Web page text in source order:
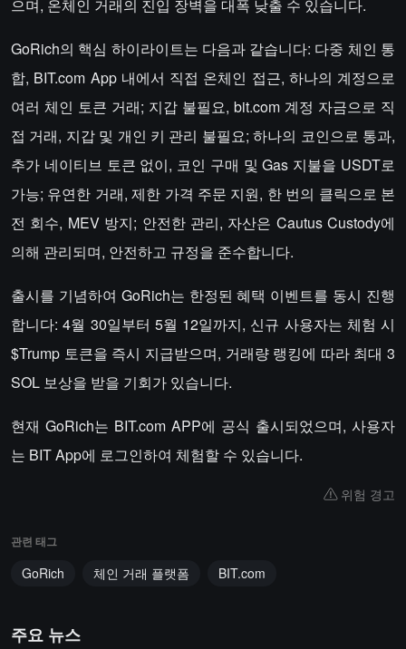
으며, 온체인 거래의 진입 장벽을 대폭 낮출 수 있습니다.
GoRich의 핵심 하이라이트는 다음과 같습니다: 다중 체인 통
합, BIT.com App 내에서 직접 온체인 접근, 하나의 계정으로
여러 체인 토큰 거래; 지갑 불필요, bit.com 계정 자금으로 직
접 거래, 지갑 및 개인 키 관리 불필요; 하나의 코인으로 통과,
추가 네이티브 토큰 없이, 코인 구매 및 Gas 지불을 USDT로
가능; 유연한 거래, 제한 가격 주문 지원, 한 번의 클릭으로 본
전 회수, MEV 방지; 안전한 관리, 자산은 Cautus Custody에
의해 관리되며, 안전하고 규정을 준수합니다.
출시를 기념하여 GoRich는 한정된 혜택 이벤트를 동시 진행
합니다: 4월 30일부터 5월 12일까지, 신규 사용자는 체험 시
$Trump 토큰을 즉시 지급받으며, 거래량 랭킹에 따라 최대 3
SOL 보상을 받을 기회가 있습니다.
현재 GoRich는 BIT.com APP에 공식 출시되었으며, 사용자
는 BIT App에 로그인하여 체험할 수 있습니다.
위험 경고
관련 태그
GoRich 체인 거래 플랫폼 BIT.com
주요 뉴스